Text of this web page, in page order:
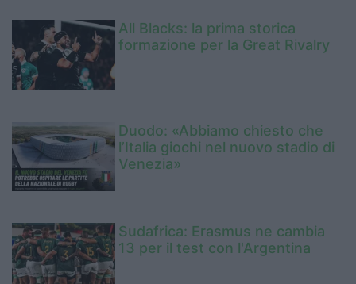
All Blacks: la prima storica
formazione per la Great Rivalry
Duodo: «Abbiamo chiesto che
l’Italia giochi nel nuovo stadio di
Venezia»
Sudafrica: Erasmus ne cambia
13 per il test con l'Argentina